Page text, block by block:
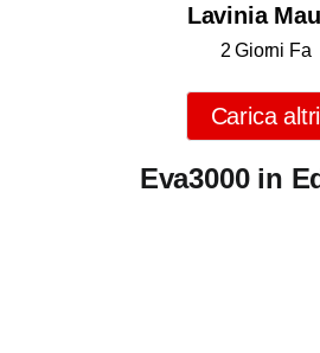
Lavinia
2 Giorni Fa
Carica altri
Eva3000 in